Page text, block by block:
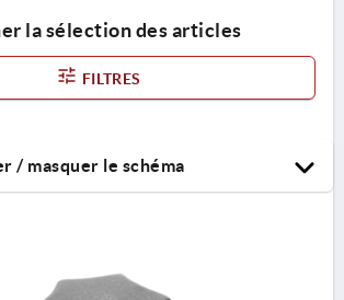
la sélection des articles
FILTRES
/ masquer le schéma